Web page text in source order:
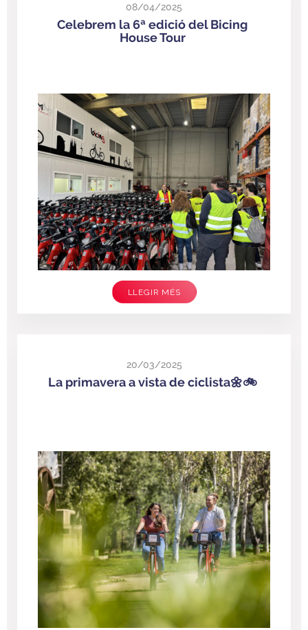
08/04/2025
Celebrem la 6ª edició del Bicing
House Tour
LLEGIR MÉS
20/03/2025
La primavera a vista de ciclista🌼🚲